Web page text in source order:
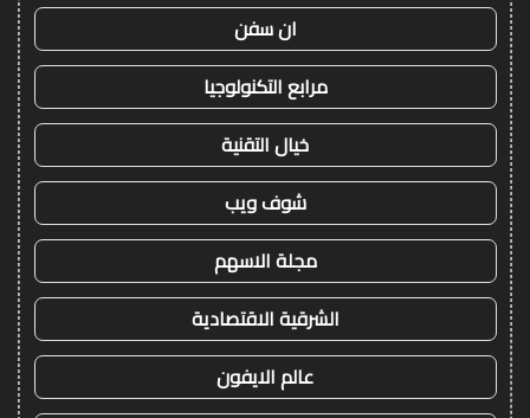
ان سفن
مرابع التكنولوجيا
خيال التقنية
شوف ويب
مجلة الاسهم
الشرقية الاقتصادية
عالم الايفون